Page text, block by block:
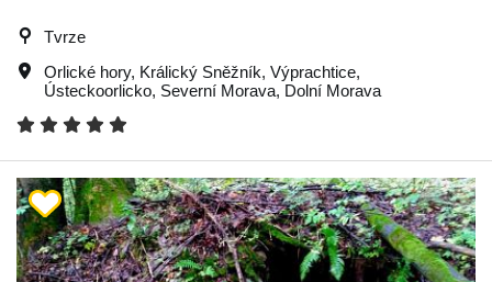
Tvrze
Orlické hory, Králický Sněžník, Výprachtice,
Ústeckoorlicko, Severní Morava, Dolní Morava